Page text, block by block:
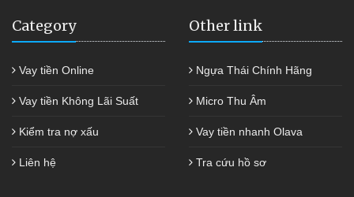
Category
Vay tiền Online
Vay tiền Không Lãi Suất
Kiểm tra nợ xấu
Liên hệ
Other link
Ngựa Thái Chính Hãng
Micro Thu Âm
Vay tiền nhanh Olava
Tra cứu hồ sơ